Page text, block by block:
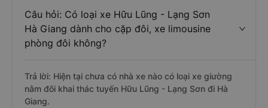
Câu hỏi: Có loại xe Hữu Lũng - Lạng Sơn
Hà Giang dành cho cặp đôi, xe limousine
phòng đôi không?
Trả lời: Hiện tại chưa có nhà xe nào có loại xe giường
nằm đôi khai thác tuyến Hữu Lũng - Lạng Sơn đi Hà
Giang.